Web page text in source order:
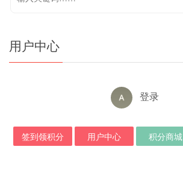
用户中心
登录
签到领积分 用户中心 积分商城